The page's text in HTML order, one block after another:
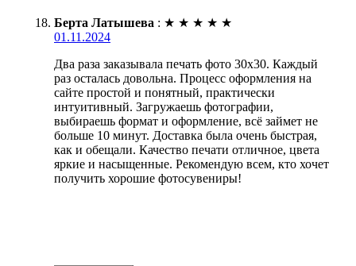
Берта Латышева : ★ ★ ★ ★ ★
01.11.2024
Два раза заказывала печать фото 30х30. Каждый
раз осталась довольна. Процесс оформления на
сайте простой и понятный, практически
интуитивный. Загружаешь фотографии,
выбираешь формат и оформление, всё займет не
больше 10 минут. Доставка была очень быстрая,
как и обещали. Качество печати отличное, цвета
яркие и насыщенные. Рекомендую всем, кто хочет
получить хорошие фотосувениры!